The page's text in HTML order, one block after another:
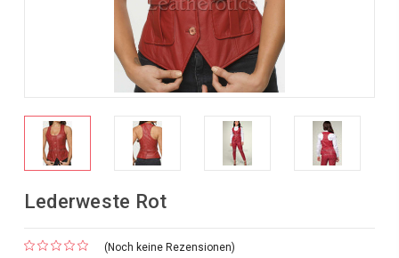
Lederweste Rot
(Noch keine Rezensionen)